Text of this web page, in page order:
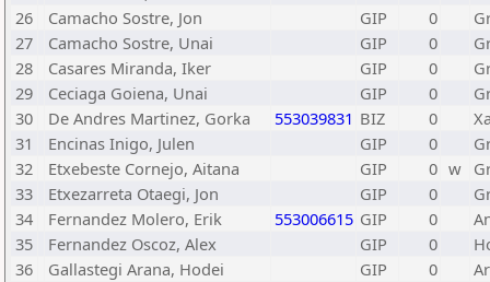
26
Camacho Sostre, Jon GIP 0
27
Camacho Sostre, Unai GIP 0
28
Casares Miranda, Iker GIP 0
29
Ceciaga Goiena, Unai GIP 0
30
De Andres Martinez, Gorka 553039831 BIZ 0
31
Encinas Inigo, Julen GIP 0
32
Etxebeste Cornejo, Aitana GIP 0 w
33
Etxezarreta Otaegi, Jon GIP 0
34
Fernandez Molero, Erik 553006615 GIP 0
35
Fernandez Oscoz, Alex GIP 0
36
Gallastegi Arana, Hodei GIP 0